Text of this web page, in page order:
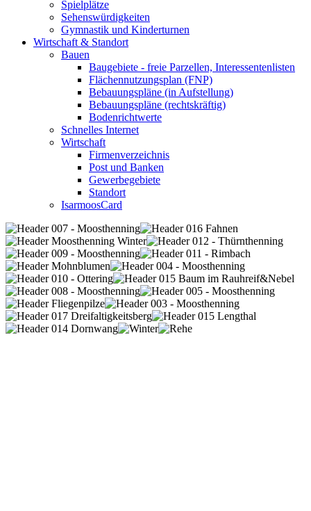
Spielplätze
Sehenswürdigkeiten
Gymnastik und Kinderturnen
Wirtschaft & Standort
Bauen
Baugebiete - freie Parzellen, Interessentenlisten
Flächennutzungsplan (FNP)
Bebauungspläne (in Aufstellung)
Bebauungspläne (rechtskräftig)
Bodenrichtwerte
Schnelles Internet
Wirtschaft
Firmenverzeichnis
Post und Banken
Gewerbegebiete
Standort
IsarmoosCard